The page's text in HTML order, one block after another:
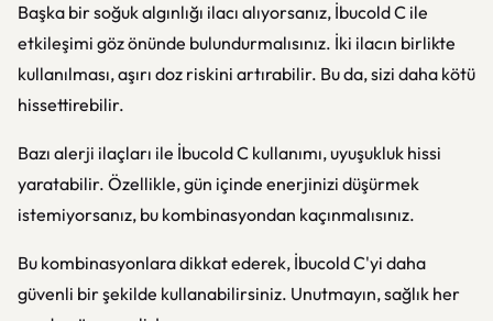
Başka bir soğuk algınlığı ilacı alıyorsanız, İbucold C ile
etkileşimi göz önünde bulundurmalısınız. İki ilacın birlikte
kullanılması, aşırı doz riskini artırabilir. Bu da, sizi daha kötü
hissettirebilir.
Bazı alerji ilaçları ile İbucold C kullanımı, uyuşukluk hissi
yaratabilir. Özellikle, gün içinde enerjinizi düşürmek
istemiyorsanız, bu kombinasyondan kaçınmalısınız.
Bu kombinasyonlara dikkat ederek, İbucold C'yi daha
güvenli bir şekilde kullanabilirsiniz. Unutmayın, sağlık her